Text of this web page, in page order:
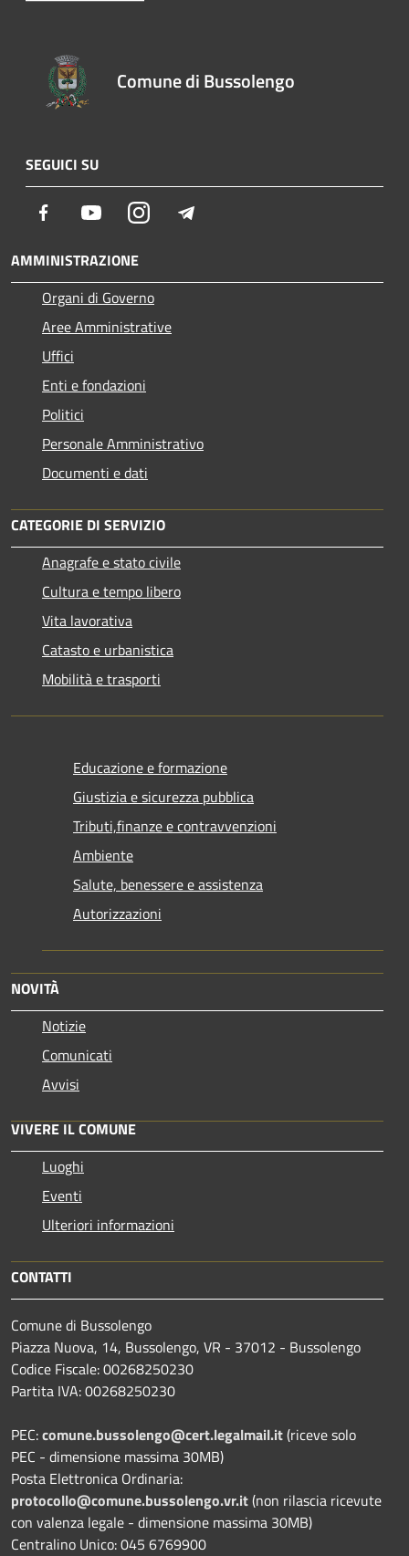
Comune di Bussolengo
SEGUICI SU
Facebook YoutubeInstagram
AMMINISTRAZIONE
Organi di Governo
Aree Amministrative
Uffici
Enti e fondazioni
Politici
Personale Amministrativo
Documenti e dati
CATEGORIE DI SERVIZIO
Anagrafe e stato civile
Cultura e tempo libero
Vita lavorativa
Catasto e urbanistica
Mobilità e trasporti
Educazione e formazione
Giustizia e sicurezza pubblica
Tributi,finanze e contravvenzioni
Ambiente
Salute, benessere e assistenza
Autorizzazioni
NOVITÀ
Notizie
Comunicati
Avvisi
VIVERE IL COMUNE
Luoghi
Eventi
Ulteriori informazioni
CONTATTI
Comune di Bussolengo
Piazza Nuova, 14, Bussolengo, VR - 37012 - Bussolengo
Codice Fiscale: 00268250230
Partita IVA: 00268250230
PEC:comune.bussolengo@cert.legalmail.it(riceve solo
PEC - dimensione massima 30MB)
Posta Elettronica Ordinaria:
protocollo@comune.bussolengo.vr.it(non rilascia ricevute
con valenza legale - dimensione massima 30MB)
Centralino Unico: 045 6769900